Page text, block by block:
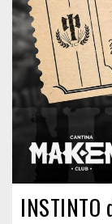
INSTINTO